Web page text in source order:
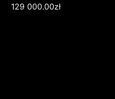
129 000.00zł